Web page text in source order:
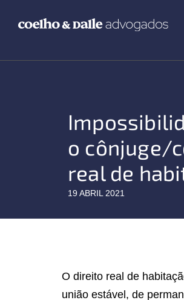
o cônjuge/
real de
19 ABRIL 2021
O direito real de
união estável, de